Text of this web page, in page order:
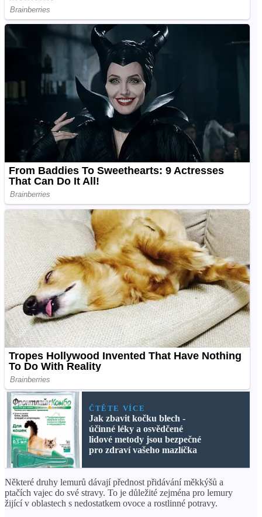
ČTĚTE VÍCE
Jak zbavit kočku blech -
účinné léky a osvědčené
lidové metody jsou bezpečné
pro zdraví vašeho mazlíčka
Některé druhy lemurů dávají přednost přidávání měkkýšů a
ptačích vajec do své stravy. To je důležité zejména pro lemury
žijící v oblastech s nedostatkem ovoce a rostlinné potravy.